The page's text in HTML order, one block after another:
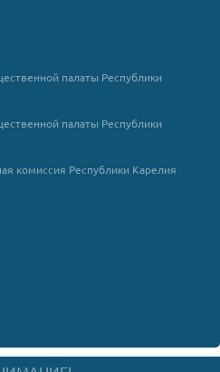
палаты Республики
палаты Республики
комиссия Республики Карелия